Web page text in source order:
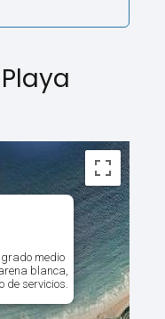
medio
blanca,
de servicios.